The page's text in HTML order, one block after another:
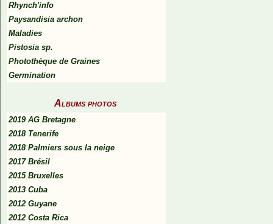
Rhynch'info
Paysandisia archon
Maladies
Pistosia sp.
Photothèque de Graines
Germination
Albums photos
2019 AG Bretagne
2018 Tenerife
2018 Palmiers sous la neige
2017 Brésil
2015 Bruxelles
2013 Cuba
2012 Guyane
2012 Costa Rica